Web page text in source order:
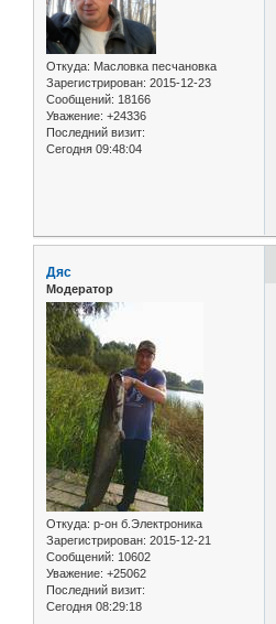
Откуда: Масловка песчановка
Зарегистрирован: 2015-12-23
Сообщений: 18166
Уважение: +24336
Последний визит:
Сегодня 09:48:04
Дяс
Модератор
Откуда: р-он б.Электроника
Зарегистрирован: 2015-12-21
Сообщений: 10602
Уважение: +25062
Последний визит:
Сегодня 08:29:18